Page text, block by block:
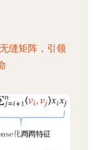
缝矩阵，引领